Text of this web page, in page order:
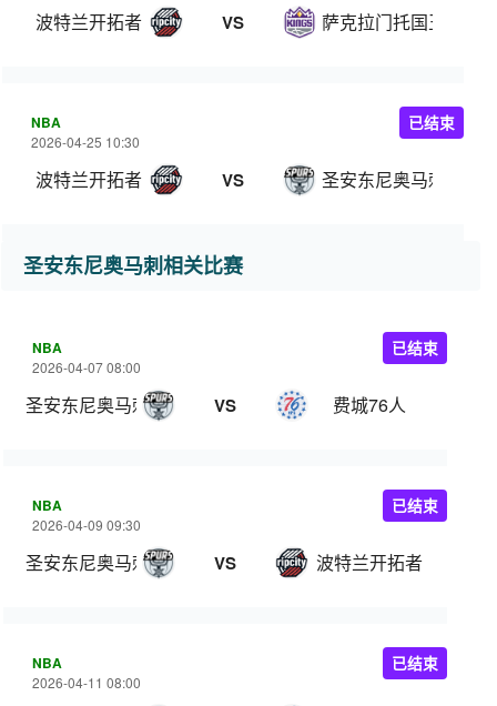
波特兰开拓者 VS 萨克拉门托国王
NBA
2026-04-25 10:30
波特兰开拓者 VS 圣安东尼奥马刺
已结束
圣安东尼奥马刺相关比赛
NBA
2026-04-07 08:00
圣安东尼奥马刺 VS 费城76人
已结束
NBA
2026-04-09 09:30
圣安东尼奥马刺 VS 波特兰开拓者
已结束
NBA
2026-04-11 08:00
已结束